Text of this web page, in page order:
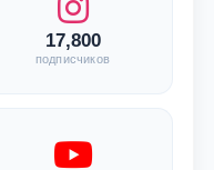
17,800
подписчиков